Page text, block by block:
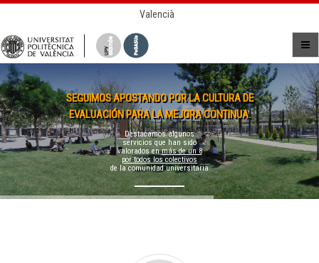
Valencià
SEGUIMOS APOSTANDO POR LA CULTURA DE
EVALUACIÓN PARA LA MEJORA CONTINUA.
Destacamos algunos
servicios que han sido
valorados enmás de un 8
por todos los colectivos
de la comunidad universitaria